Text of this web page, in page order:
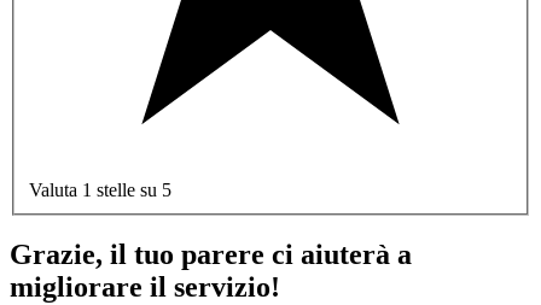
Valuta 1 stelle su 5
Grazie, il tuo parere ci aiuterà a
migliorare il servizio!